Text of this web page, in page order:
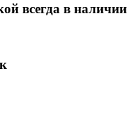
всегда в наличии